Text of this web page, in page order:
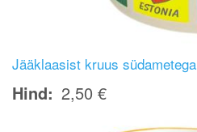
Jääklaasist kruus südametega
Hind 2,50 €